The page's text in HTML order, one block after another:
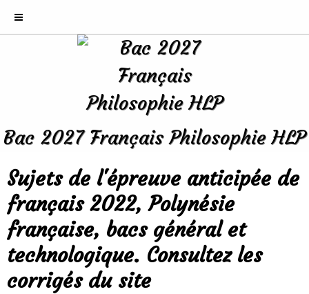
Bac 2027 Français Philosophie HLP
Sujets de l'épreuve anticipée de
français 2022, Polynésie
française, bacs général et
technologique. Consultez les
corrigés du site